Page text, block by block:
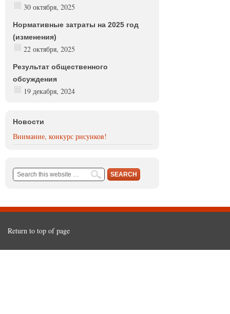
30 октября, 2025
Нормативные затраты на 2025 год
(изменения)
22 октября, 2025
Результат общественного
обсуждения
19 декабря, 2024
Новости
Внимание, конкурс рисунков!
Return to top of page